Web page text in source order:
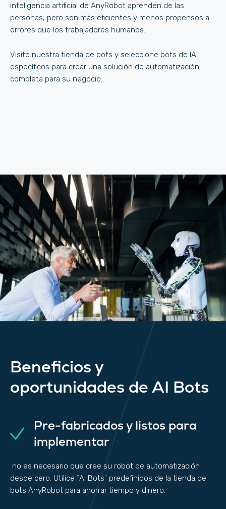
inteligencia artificial de AnyRobot aprenden de las
personas, pero son más eficientes y menos propensos a
errores que los trabajadores humanos.
Visite nuestra tienda de bots y seleccione bots de IA
específicos para crear una solución de automatización
completa para su negocio.
Beneficios y
oportunidades de AI Bots
Pre-fabricados y listos para
implementar
no es necesario que cree su robot de automatización
desde cero. Utilice ¨AI Bots¨ predefinidos de la tienda de
bots AnyRobot para ahorrar tiempo y dinero.